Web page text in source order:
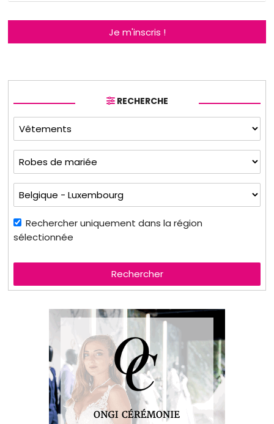
Je m'inscris !
RECHERCHE
Rechercher uniquement dans la région
sélectionnée
Rechercher